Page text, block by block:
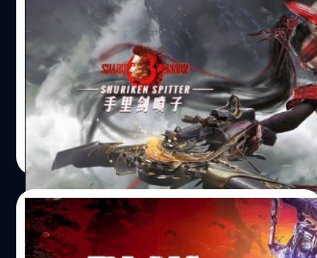
Shadow Warrior 3 เตรียมครอสโอเวอร์กับ
Naraka: Bladepoint
ผู้จัดจำหน่าย Devolver Digital และทีมพัฒนา Flying Wild
Hog ได้ประกาศว่าเกม Shadow Warrior 3 จะครอสโอเวอร์กับ
เกม Naraka: Bladepoint ในช่วงต้นปี 2022 โดย โล แวง (Lo
Wang) ตัวเอกของเกม Shadow Warrior 3 จะได้รับอาวุธ
Raikou Katana จากเกม Naraka: Bladepoint ไวเปอร์ หนิง
(Viper Ning) ฮีโรของเกม Naraka: Bladepoint จะได้รับ
Hoji’s Mask และ Shuriken Spitter จากเกม Shadow
Warrior 3 Naraka: Bladepoint เปิดให้เล่นอย่างเป็นทางการ
แล้ววันนี้ บนแพลตฟอร์ม PC (Steam และ…
ศุภกร ประเสริฐศิลป์| 1696 days ago
Read More
10/12/2021
เผยเกมเพลย์ ‘Evil West’ คาวบอยปะทะปีศาจ